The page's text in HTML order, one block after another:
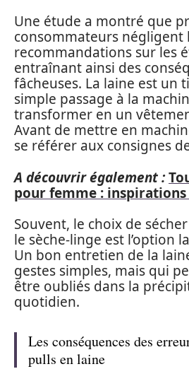
Une étude a montré que
consommateurs négligent
recommandations sur les
entraînant ainsi des
fâcheuses. La laine est un
simple passage à la
transformer en un
Avant de mettre en
se référer aux consignes
A découvrir également :
pour femme :
Souvent, le choix de
le sèche-linge est l’option
Un bon entretien de la
gestes simples, mais qui
être oubliés dans la
quotidien.
Les conséquences des
pulls en laine